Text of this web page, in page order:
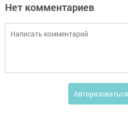
Нет комментариев
Авторизоваться